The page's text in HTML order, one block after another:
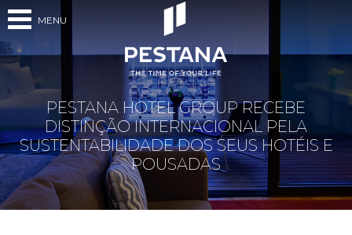
MENU
PESTANA HOTEL GROUP RECEBE
DISTINÇÃO INTERNACIONAL PELA
SUSTENTABILIDADE DOS SEUS HOTÉIS E
POUSADAS